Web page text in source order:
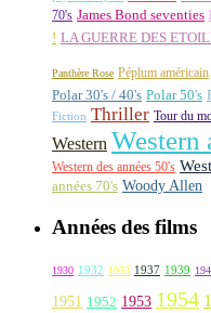
70's James Bond seventies
! LA GUERRE DES
Panthère Rose Péplum américain
Polar 30's / 40's Polar 50's
Fiction Thriller Tour du
Western Western
Western des années 50's
années 70's Woody Allen
Années des films
1930 1932 1933 1937 1939
1951 1952 1953 1954